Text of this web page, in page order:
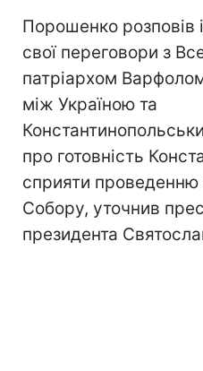
Порошенко розповів
свої переговори з
патріархом
між Україною та
про готовність
сприяти проведенню
Собору, уточнив
президента